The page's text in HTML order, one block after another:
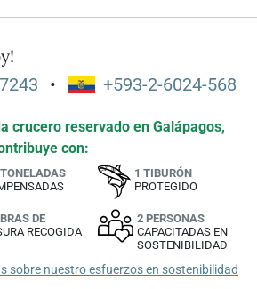
• +593-2-6024-568
crucero reservado en Galápagos,
con:
1 TIBURÓN
PROTEGIDO
DE
RECOGIDA
2 PERSONAS
CAPACITADAS EN
SOSTENIBILIDAD
sobre nuestro esfuerzos en sostenibilidad